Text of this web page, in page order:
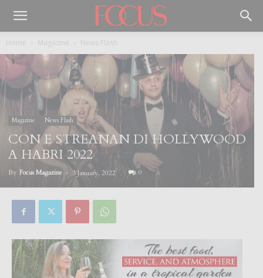
Home Magazine News Flash
Magazine News Flash
CON E STREANAN DI HOLLYWOOD
A HABRI 2022
By Focus Magazine - 3 January, 2022 0